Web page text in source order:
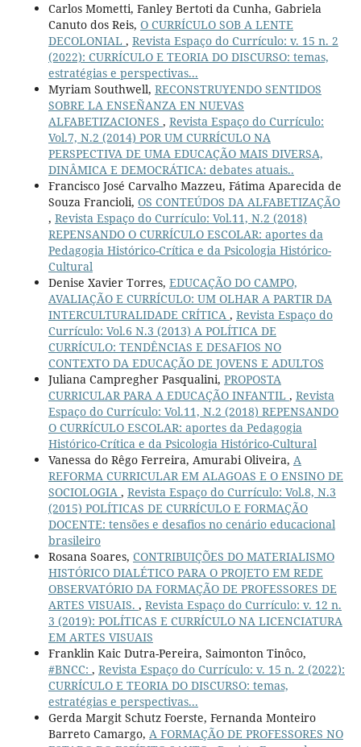
Carlos Mometti, Fanley Bertoti da Cunha, Gabriela
Canuto dos Reis, O CURRÍCULO SOB A LENTE
DECOLONIAL , Revista Espaço do Currículo: v. 15 n. 2
(2022): CURRÍCULO E TEORIA DO DISCURSO: temas,
estratégias e perspectivas...
Myriam Southwell, RECONSTRUYENDO SENTIDOS
SOBRE LA ENSEÑANZA EN NUEVAS
ALFABETIZACIONES , Revista Espaço do Currículo:
Vol.7, N.2 (2014) POR UM CURRÍCULO NA
PERSPECTIVA DE UMA EDUCAÇÃO MAIS DIVERSA,
DINÂMICA E DEMOCRÁTICA: debates atuais..
Francisco José Carvalho Mazzeu, Fátima Aparecida de
Souza Francioli, OS CONTEÚDOS DA ALFABETIZAÇÃO
, Revista Espaço do Currículo: Vol.11, N.2 (2018)
REPENSANDO O CURRÍCULO ESCOLAR: aportes da
Pedagogia Histórico-Crítica e da Psicologia Histórico-
Cultural
Denise Xavier Torres, EDUCAÇÃO DO CAMPO,
AVALIAÇÃO E CURRÍCULO: UM OLHAR A PARTIR DA
INTERCULTURALIDADE CRÍTICA , Revista Espaço do
Currículo: Vol.6 N.3 (2013) A POLÍTICA DE
CURRÍCULO: TENDÊNCIAS E DESAFIOS NO
CONTEXTO DA EDUCAÇÃO DE JOVENS E ADULTOS
Juliana Campregher Pasqualini, PROPOSTA
CURRICULAR PARA A EDUCAÇÃO INFANTIL , Revista
Espaço do Currículo: Vol.11, N.2 (2018) REPENSANDO
O CURRÍCULO ESCOLAR: aportes da Pedagogia
Histórico-Crítica e da Psicologia Histórico-Cultural
Vanessa do Rêgo Ferreira, Amurabi Oliveira, A
REFORMA CURRICULAR EM ALAGOAS E O ENSINO DE
SOCIOLOGIA , Revista Espaço do Currículo: Vol.8, N.3
(2015) POLÍTICAS DE CURRÍCULO E FORMAÇÃO
DOCENTE: tensões e desafios no cenário educacional
brasileiro
Rosana Soares, CONTRIBUIÇÕES DO MATERIALISMO
HISTÓRICO DIALÉTICO PARA O PROJETO EM REDE
OBSERVATÓRIO DA FORMAÇÃO DE PROFESSORES DE
ARTES VISUAIS. , Revista Espaço do Currículo: v. 12 n.
3 (2019): POLÍTICAS E CURRÍCULO NA LICENCIATURA
EM ARTES VISUAIS
Franklin Kaic Dutra-Pereira, Saimonton Tinôco,
#BNCC: , Revista Espaço do Currículo: v. 15 n. 2 (2022):
CURRÍCULO E TEORIA DO DISCURSO: temas,
estratégias e perspectivas...
Gerda Margit Schutz Foerste, Fernanda Monteiro
Barreto Camargo, A FORMAÇÃO DE PROFESSORES NO